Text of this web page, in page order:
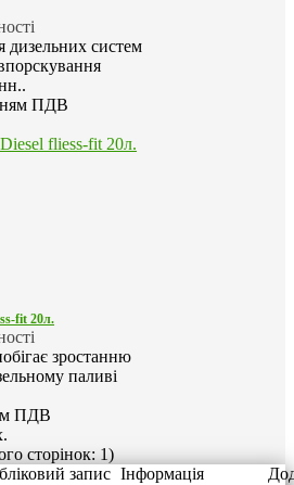
дизельних систем
ПДВ
fit 20л.
зростанню
паливі
ПДВ
сторінок: 1)
запис Інформація